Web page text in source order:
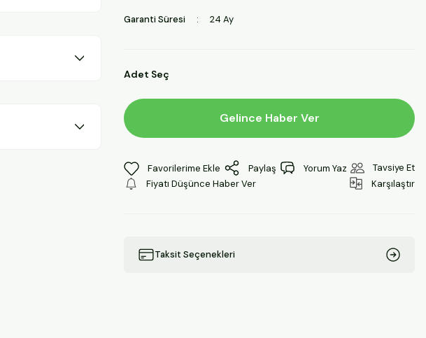
Garanti Süresi 24 Ay
Adet Seç
Gelince Haber Ver
Paylaş Yorum Yaz
Tavsiye Et
Fiyatı Düşünce Haber Ver
Karşılaştır
Taksit Seçenekleri